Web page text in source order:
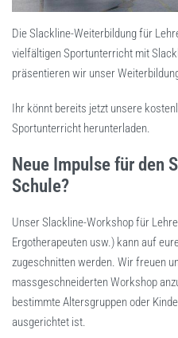
Die Slackline-Weiterbildung für
vielfältigen Sportunterricht mit
präsentieren wir unser
Ihr könnt bereits jetzt unsere
Sportunterricht herunterladen.
Neue Impulse für den
Schule?
Unser Slackline-Workshop für
Ergotherapeuten usw.) kann auf
zugeschnitten werden. Wir freuen
massgeschneiderten Workshop
bestimmte Altersgruppen oder
ausgerichtet ist.